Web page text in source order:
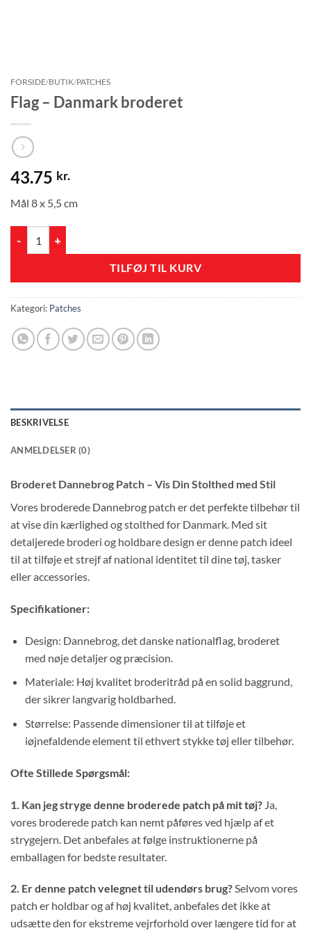
FORSIDE/BUTIK/PATCHES
Flag – Danmark broderet
43.75 kr.
Mål 8 x 5,5 cm
TILFØJ TIL KURV
Kategori: Patches
BESKRIVELSE
ANMELDELSER (0)
Broderet Dannebrog Patch – Vis Din Stolthed med Stil
Vores broderede Dannebrog patch er det perfekte tilbehør til
at vise din kærlighed og stolthed for Danmark. Med sit
detaljerede broderi og holdbare design er denne patch ideel
til at tilføje et strejf af national identitet til dine tøj, tasker
eller accessories.
Specifikationer:
Design: Dannebrog, det danske nationalflag, broderet
med nøje detaljer og præcision.
Materiale: Høj kvalitet broderitråd på en solid baggrund,
der sikrer langvarig holdbarhed.
Størrelse: Passende dimensioner til at tilføje et
iøjnefaldende element til ethvert stykke tøj eller tilbehør.
Ofte Stillede Spørgsmål:
1. Kan jeg stryge denne broderede patch på mit tøj? Ja,
vores broderede patch kan nemt påføres ved hjælp af et
strygejern. Det anbefales at følge instruktionerne på
emballagen for bedste resultater.
2. Er denne patch velegnet til udendørs brug?Selvom vores
patch er holdbar og af høj kvalitet, anbefales det ikke at
udsætte den for ekstreme vejrforhold over længere tid for at